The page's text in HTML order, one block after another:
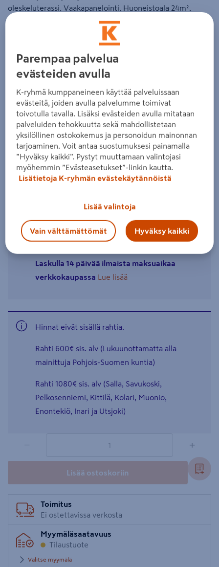
oleskeluterassi. Vaakapanelointi. Huoneistoala 24m².
Tuote ei ole ostettavissa verkkokaupasta. Katso
myymäläsaatavuus ja hintatästä.
22950€/pkt
22 950 €/ pkt
Pienellä kuukausimaksulla toteutat suuretkin
hankinnat
K-Raudan Remppatilillä voit maksaa kaikissa K-
Yrityspankki Oyj.Lue lisää
Laskulla 14 päivää ilmaista maksuaikaa
verkkokaupassa Lue lisää
Hinnat eivät sisällä rahtia.
Rahti 600€ sis. alv (Lukuunottamatta alla
mainittuja Pohjois-Suomen kuntia)
Rahti 1080€ sis. alv (Salla, Savukoski,
Pelkosenniemi, Kittilä, Kolari, Muonio,
Enontekiö, Inari ja Utsjoki)
− +
Lisää ostoskoriin
Toimitus
Ei ostettavissa verkosta
Myymäläsaatavuus
Tilaustuote
Valitse myymälä
Parempaa palvelua
evästeiden avulla
K-ryhmä kumppaneineen käyttää palveluissaan
evästeitä, joiden avulla palvelumme toimivat
toivotulla tavalla. Lisäksi evästeiden avulla mitataan
palveluiden tehokkuutta sekä mahdollistetaan
yksilöllinen ostokokemus ja personoidun mainonnan
tarjoaminen. Voit antaa suostumuksesi painamalla
”Hyväksy kaikki”. Pystyt muuttamaan valintojasi
myöhemmin ”Evästeasetukset”-linkin kautta.
Lisätietoja K-ryhmän evästekäytännöistä
Lisää valintoja
Vain välttämättömät Hyväksy kaikki